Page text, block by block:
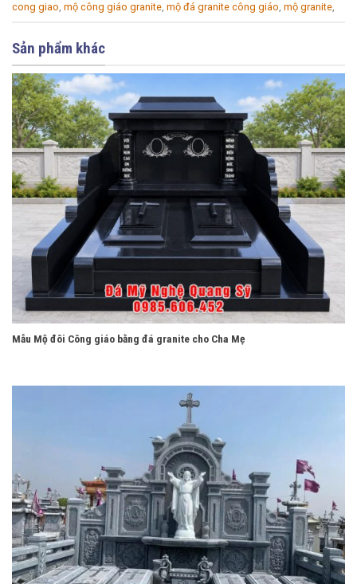
cong giao, mộ công giáo granite, mộ đá granite công giáo, mộ granite,
Sản phẩm khác
Mẫu Mộ đôi Công giáo bằng đá granite cho Cha Mẹ